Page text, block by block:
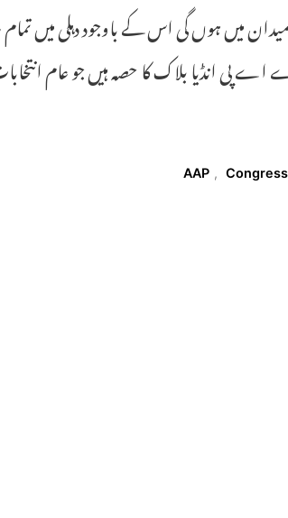
میدان میں ہوں گی اس کے باوجود دہلی میں
پی انڈیا بلاک کا حصہ ہیں جو عام
AAP , Congress